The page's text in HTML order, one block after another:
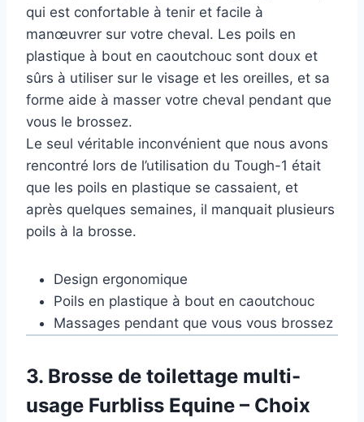
qui est confortable à tenir et facile à
manœuvrer sur votre cheval. Les poils en
plastique à bout en caoutchouc sont doux et
sûrs à utiliser sur le visage et les oreilles, et sa
forme aide à masser votre cheval pendant que
vous le brossez.
Le seul véritable inconvénient que nous avons
rencontré lors de l’utilisation du Tough-1 était
que les poils en plastique se cassaient, et
après quelques semaines, il manquait plusieurs
poils à la brosse.
Design ergonomique
Poils en plastique à bout en caoutchouc
Massages pendant que vous vous brossez
3. Brosse de toilettage multi-
usage Furbliss Equine – Choix